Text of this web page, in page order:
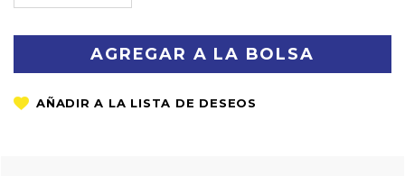
LA LA